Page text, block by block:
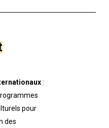
:
pour
des